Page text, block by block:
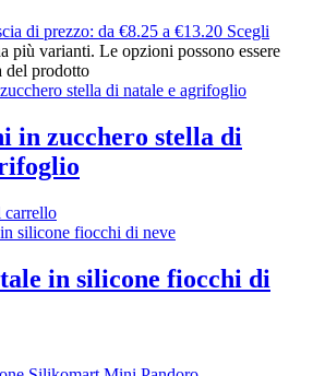
di prezzo: da €8.25 a €13.20 Scegli
più varianti. Le opzioni possono essere
del prodotto
in zucchero stella di
carrello
in silicone fiocchi di